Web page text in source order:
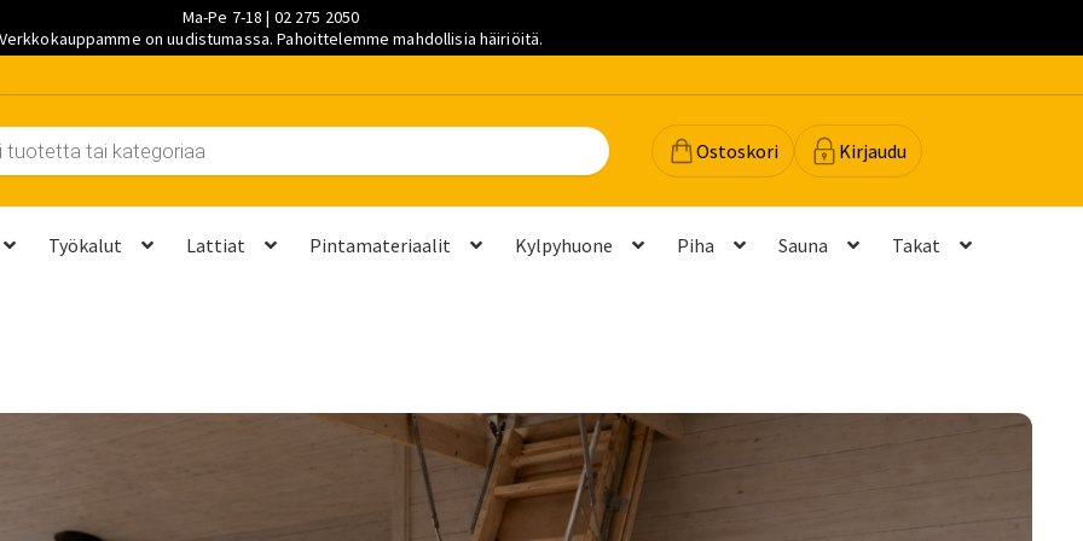
Ma-Pe 7-18 | 02 275 2050
Verkkokauppamme on uudistumassa. Pahoittelemme mahdollisia häiriöitä.
Ostoskori Kirjaudu
Työkalut Lattiat Pintamateriaalit Kylpyhuone Piha Sauna
Takat
Näillä 7 vaiheella saat sen kuntoon kesäksiOstoskoriOta yhteyttäPalautukset ja vaihdotPalvelutPeruuttamispyyntö
Sahaus ja mittapalvelut Suunnittelu ja mittatilausratkaisut